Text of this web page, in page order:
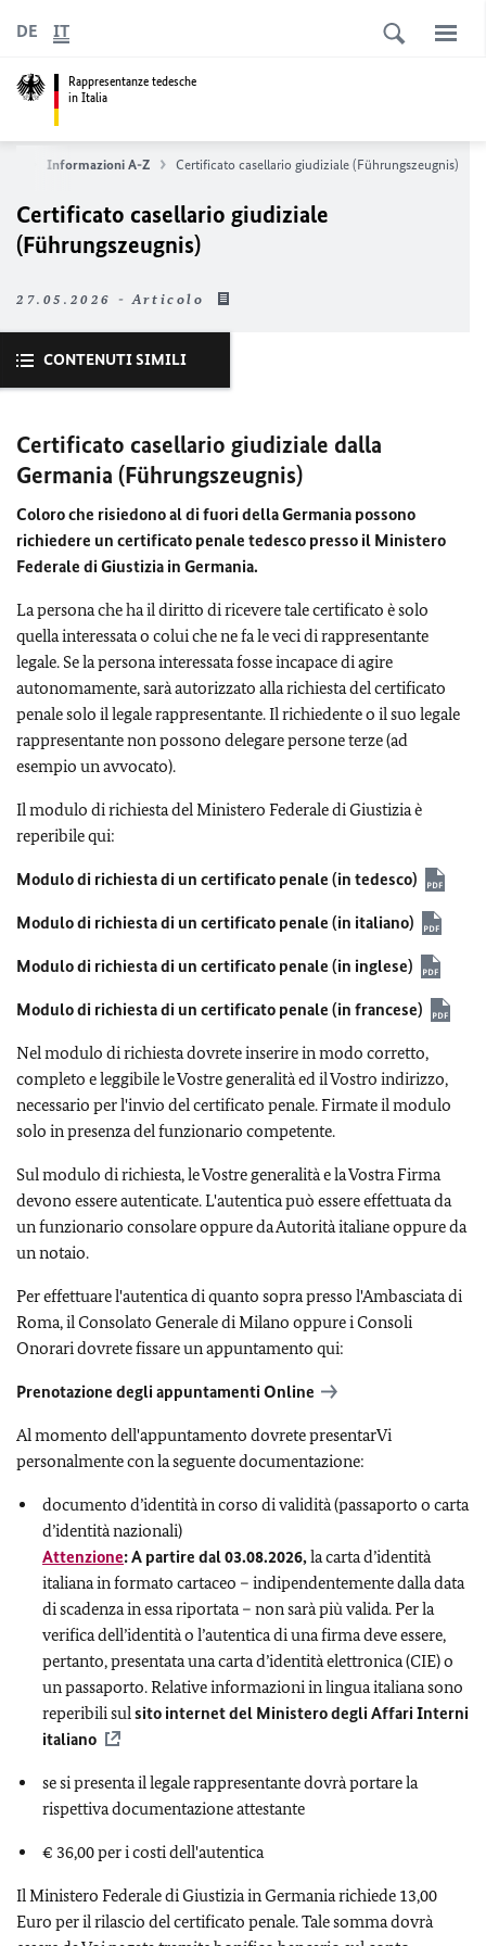
Rappresentanze tedesche
in Italia
DE IT
Informazioni A-Z Certificato casellario giudiziale (Führungszeugnis)
Certificato casellario giudiziale
(Führungszeugnis)
27.05.2026 - Articolo
CONTENUTI SIMILI
Certificato casellario giudiziale dalla
Germania (Führungszeugnis)
Coloro che risiedono al di fuori della Germania possono
richiedere un certificato penale tedesco presso il Ministero
Federale di Giustizia in Germania.
La persona che ha il diritto di ricevere tale certificato è solo
quella interessata o colui che ne fa le veci di rappresentante
legale. Se la persona interessata fosse incapace di agire
autonomamente, sarà autorizzato alla richiesta del certificato
penale solo il legale rappresentante. Il richiedente o il suo legale
rappresentante non possono delegare persone terze (ad
esempio un avvocato).
Il modulo di richiesta del Ministero Federale di Giustizia è
reperibile qui:
Modulo di richiesta di un certificato penale (in tedesco)
Modulo di richiesta di un certificato penale (in italiano)
Modulo di richiesta di un certificato penale (in inglese)
Modulo di richiesta di un certificato penale (in francese)
Nel modulo di richiesta dovrete inserire in modo corretto,
completo e leggibile le Vostre generalità ed il Vostro indirizzo,
necessario per l'invio del certificato penale. Firmate il modulo
solo in presenza del funzionario competente.
Sul modulo di richiesta, le Vostre generalità e la Vostra Firma
devono essere autenticate. L'autentica può essere effettuata da
un funzionario consolare oppure da Autorità italiane oppure da
un notaio.
Per effettuare l'autentica di quanto sopra presso l'Ambasciata di
Roma, il Consolato Generale di Milano oppure i Consoli
Onorari dovrete fissare un appuntamento qui:
Prenotazione degli appuntamenti Online
Al momento dell'appuntamento dovrete presentarVi
personalmente con la seguente documentazione:
documento d’identità in corso di validità (passaporto o carta
d’identità nazionali)
Attenzione: A partire dal 03.08.2026,la carta d’identità
italiana in formato cartaceo – indipendentemente dalla data
di scadenza in essa riportata – non sarà più valida. Per la
verifica dell’identità o l’autentica di una firma deve essere,
pertanto, presentata una carta d’identità elettronica (CIE) o
un passaporto. Relative informazioni in lingua italiana sono
reperibili sulsito internet del Ministero degli Affari Interni
italiano
se si presenta il legale rappresentante dovrà portare la
rispettiva documentazione attestante
€ 36,00 per i costi dell'autentica
Il Ministero Federale di Giustizia in Germania richiede 13,00
Euro per il rilascio del certificato penale. Tale somma dovrà